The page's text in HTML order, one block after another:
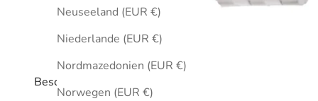
Neuseeland (EUR €)
Niederlande (EUR €)
Nordmazedonien (EUR €)
Norwegen (EUR €)
Beschreibung